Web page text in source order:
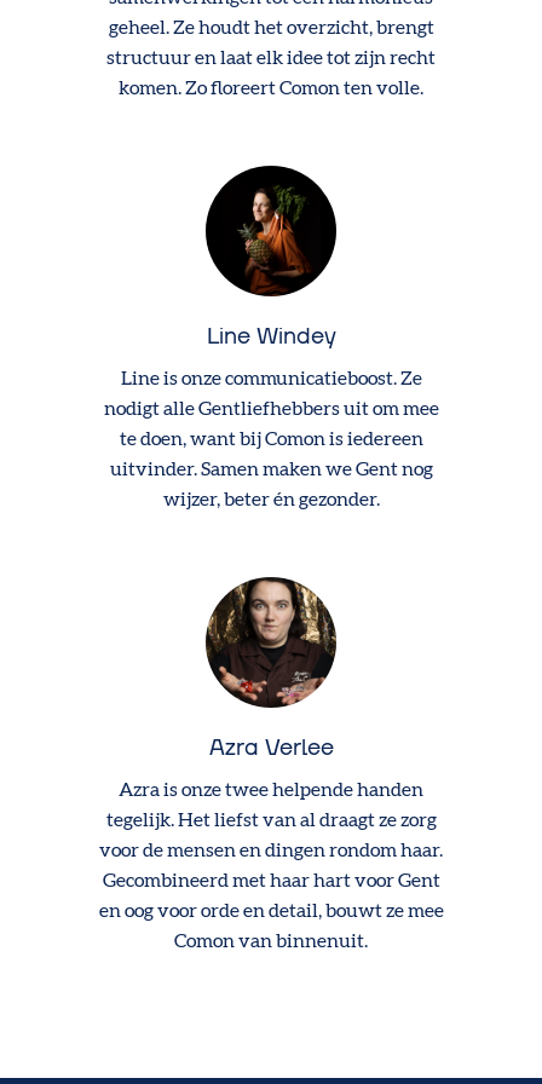
geheel. Ze houdt het overzicht, brengt
structuur en laat elk idee tot zijn recht
komen. Zo floreert Comon ten volle.
Line Windey
Line is onze communicatieboost. Ze
nodigt alle Gentliefhebbers uit om mee
te doen, want bij Comon is iedereen
uitvinder. Samen maken we Gent nog
wijzer, beter én gezonder.
Azra Verlee
Azra is onze twee helpende handen
tegelijk. Het liefst van al draagt ze zorg
voor de mensen en dingen rondom haar.
Gecombineerd met haar hart voor Gent
en oog voor orde en detail, bouwt ze mee
Comon van binnenuit.